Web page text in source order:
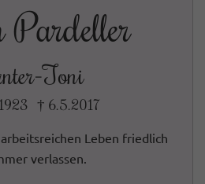
Pardeller
Toni
† 6.5.2017
Leben friedlich
verlassen.